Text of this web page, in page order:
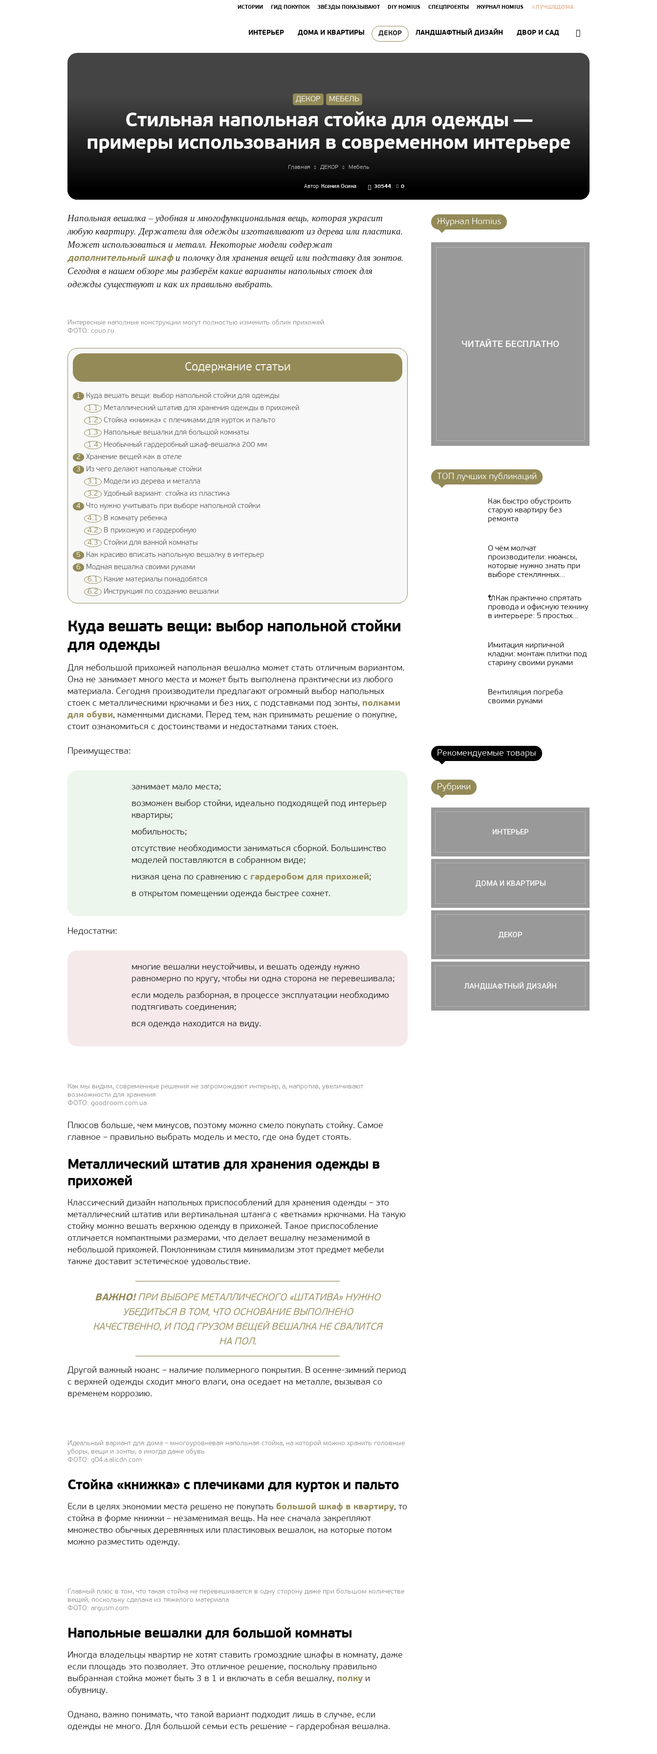
ИСТОРИИ ГИД ПОКУПОК ЗВЁЗДЫ ПОКАЗЫВАЮТ DIY HOMIUS СПЕЦПРОЕКТЫ ЖУРНАЛ HOMIUS #ЛУЧШЕДОМА
ИНТЕРЬЕР ДОМА И КВАРТИРЫ ДЕКОР ЛАНДШАФТНЫЙ ДИЗАЙН ДВОР И САД
ДЕКОР МЕБЕЛЬ
Стильная напольная стойка для одежды —
примеры использования в современном интерьере
Главная ДЕКОР Мебель
Автор Ксения Осина 30544 0
Напольная вешалка – удобная и многофункциональная вещь, которая украсит
любую квартиру. Держатели для одежды изготавливают из дерева или пластика.
Может использоваться и металл. Некоторые модели содержат
дополнительный шкафи полочку для хранения вещей или подставку для зонтов.
Сегодня в нашем обзоре мы разберём какие варианты напольных стоек для
одежды существуют и как их правильно выбрать.
Интересные наполные конструкции могут полностью изменить облик прихожей
ФОТО: couo.ru
Содержание статьи
1
Куда вешать вещи: выбор напольной стойки для одежды
1.1 Металлический штатив для хранения одежды в прихожей
1.2 Стойка «книжка» с плечиками для курток и пальто
1.3 Напольные вешалки для большой комнаты
1.4 Необычный гардеробный шкаф-вешалка 200 мм
2
Хранение вещей как в отеле
3
Из чего делают напольные стойки
3.1 Модели из дерева и металла
3.2 Удобный вариант: стойка из пластика
4
Что нужно учитывать при выборе напольной стойки
4.1 В комнату ребенка
4.2 В прихожую и гардеробную
4.3 Стойки для ванной комнаты
5
Как красиво вписать напольную вешалку в интерьер
6
Модная вешалка своими руками
6.1 Какие материалы понадобятся
6.2 Инструкция по созданию вешалки
Куда вешать вещи: выбор напольной стойки
для одежды
Для небольшой прихожей напольная вешалка может стать отличным вариантом.
Она не занимает много места и может быть выполнена практически из любого
материала. Сегодня производители предлагают огромный выбор напольных
стоек с металлическими крючками и без них, с подставками под зонты, полками
для обуви, каменными дисками. Перед тем, как принимать решение о покупке,
стоит ознакомиться с достоинствами и недостатками таких стоек.
Преимущества:
занимает мало места;
возможен выбор стойки, идеально подходящей под интерьер
квартиры;
мобильность;
отсутствие необходимости заниматься сборкой. Большинство
моделей поставляются в собранном виде;
низкая цена по сравнению с гардеробом для прихожей;
в открытом помещении одежда быстрее сохнет.
Недостатки:
многие вешалки неустойчивы, и вешать одежду нужно
равномерно по кругу, чтобы ни одна сторона не перевешивала;
если модель разборная, в процессе эксплуатации необходимо
подтягивать соединения;
вся одежда находится на виду.
Как мы видим, современные решения не загромождают интерьер, а, напротив, увеличивают
возможности для хранения
ФОТО: goodroom.com.ua
Плюсов больше, чем минусов, поэтому можно смело покупать стойку. Самое
главное – правильно выбрать модель и место, где она будет стоять.
Металлический штатив для хранения одежды в
прихожей
Классический дизайн напольных приспособлений для хранения одежды – это
металлический штатив или вертикальная штанга с «ветками» крючками. На такую
стойку можно вешать верхнюю одежду в прихожей. Такое приспособление
отличается компактными размерами, что делает вешалку незаменимой в
небольшой прихожей. Поклонникам стиля минимализм этот предмет мебели
также доставит эстетическое удовольствие.
ВАЖНО!ПРИ ВЫБОРЕ МЕТАЛЛИЧЕСКОГО «ШТАТИВА» НУЖНО
УБЕДИТЬСЯ В ТОМ, ЧТО ОСНОВАНИЕ ВЫПОЛНЕНО
КАЧЕСТВЕННО, И ПОД ГРУЗОМ ВЕЩЕЙ ВЕШАЛКА НЕ СВАЛИТСЯ
НА ПОЛ.
Другой важный нюанс – наличие полимерного покрытия. В осенне-зимний период
с верхней одежды сходит много влаги, она оседает на металле, вызывая со
временем коррозию.
Идеальный вариант для дома – многоуровневая напольная стойка, на которой можно хранить головные
уборы, вещи и зонты, а иногда даже обувь
ФОТО: g04.a.alicdn.com
Стойка «книжка» с плечиками для курток и пальто
Если в целях экономии места решено не покупать большой шкаф в квартиру, то
стойка в форме книжки – незаменимая вещь. На нее сначала закрепляют
множество обычных деревянных или пластиковых вешалок, на которые потом
можно разместить одежду.
Главный плюс в том, что такая стойка не перевешивается в одну сторону даже при большом количестве
вещей, поскольку сделана из тяжелого материала
ФОТО: argusm.com
Напольные вешалки для большой комнаты
Иногда владельцы квартир не хотят ставить громоздкие шкафы в комнату, даже
если площадь это позволяет. Это отличное решение, поскольку правильно
выбранная стойка может быть 3 в 1 и включать в себя вешалку, полку и
обувницу.
Однако, важно понимать, что такой вариант подходит лишь в случае, если
одежды не много. Для большой семьи есть решение – гардеробная вешалка.
Журнал Homius
ЧИТАЙТЕ БЕСПЛАТНО
ТОП лучших публикаций
Как быстро обустроить
старую квартиру без
ремонта
О чём молчат
производители: нюансы,
которые нужно знать при
выборе стеклянных...
🔌Как практично спрятать
провода и офисную технику
в интерьере: 5 простых...
Имитация кирпичной
кладки: монтаж плитки под
старину своими руками
Вентиляция погреба
своими руками
Рекомендуемые товары
Рубрики
ИНТЕРЬЕР
ДОМА И КВАРТИРЫ
ДЕКОР
ЛАНДШАФТНЫЙ ДИЗАЙН